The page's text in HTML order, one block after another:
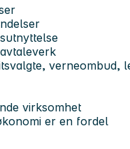
verneombud,
virksomhet
er en fordel